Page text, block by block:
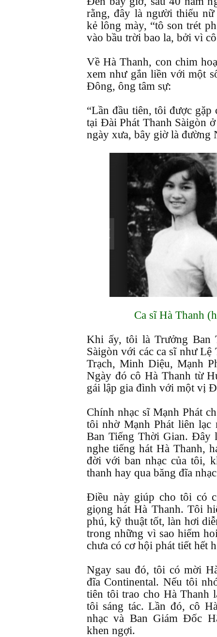
rằng, đây là người thiếu
kẻ lông mày, “tô son trét
vào bầu trời bao la, bởi vì
Về Hà Thanh, con chim
xem như gắn liền với một
Đông, ông tâm sự:
“Lần đầu tiên, tôi được
tại Đài Phát Thanh Sàigòn
ngày xưa, bây giờ là đường
Ca sĩ Hà Thanh
Khi ấy, tôi là Trưởng
Sàigòn với các ca sĩ như
Trạch, Minh Diệu, Mạnh
Ngày đó cô Hà Thanh từ
gái lập gia đình với một vị
Chính nhạc sĩ Mạnh Phát
tôi nhờ Mạnh Phát liên
Ban Tiếng Thời Gian. Đây
nghe tiếng hát Hà Thanh,
đời với ban nhạc của tôi,
thanh hay qua băng đĩa
Điều này giúp cho tôi có
giọng hát Hà Thanh. Tôi
phú, kỹ thuật tốt, làn hơi
trong những vì sao hiếm
chưa có cơ hội phát tiết hết
Ngay sau đó, tôi có mời
đĩa Continental. Nếu tôi
tiên tôi trao cho Hà
tôi sáng tác. Lần đó, cô
nhạc và Ban Giám Đốc
khen ngợi.